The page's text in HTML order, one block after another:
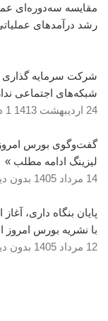
مقایسه سه‌دوره‌ای
رشد درآمدهای
شرکت سرمایه گذاری
شبکه‌های اجتماعی
24 اردیبهشت 1413
1 دیدگاه
گفت‌وگوی بورس امروز
لیزینگ ادامه مطلب »
14 مرداد 1405
بدون
پایان بنگاه داری،
با نشریه بورس امروز
12 مرداد 1405
بدون